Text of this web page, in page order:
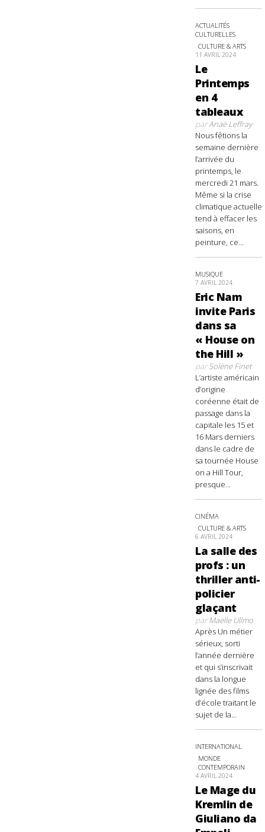
ACTUALITÉS
CULTURELLES
CULTURE & ARTS
11 AVRIL 2024
Le
Printemps
en 4
tableaux
parAnaë Leffray
Nous fêtions la
semaine dernière
l’arrivée du
printemps, le
mercredi 21 mars.
Même si la crise
climatique actuelle
tend à effacer les
saisons, en
peinture, ce...
MUSIQUE
7 AVRIL 2024
Eric Nam
invite Paris
dans sa
« House on
the Hill »
parSolène Finet
L’artiste américain
d’origine
coréenne était de
passage dans la
capitale les 15 et
16 Mars derniers
dans le cadre de
sa tournée House
on a Hill Tour,
presque...
CINÉMA
CULTURE & ARTS
6 AVRIL 2024
La salle des
profs : un
thriller anti-
policier
glaçant
parMaëlle Ullmo
Après Un métier
sérieux, sorti
l’année dernière
et qui s’inscrivait
dans la longue
lignée des films
d’école traitant le
sujet de la...
INTERNATIONAL
MONDE
CONTEMPORAIN
4 AVRIL 2024
Le Mage du
Kremlin de
Giuliano da